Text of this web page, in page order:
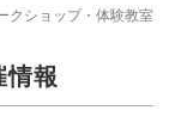
クショップ・体験教室
情報